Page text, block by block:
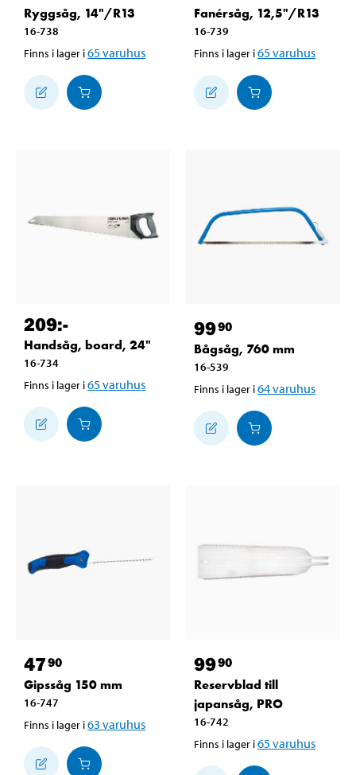
Ryggsåg, 14"/R13
16-738
Finns i lager i65varuhus
Fanérsåg, 12,5"/R13
16-739
Finns i lager i65varuhus
209:-
Handsåg, board, 24"
16-734
Finns i lager i65varuhus
9990
Bågsåg, 760 mm
16-539
Finns i lager i64varuhus
4790
Gipssåg 150 mm
16-747
Finns i lager i63 varuhus
9990
Reservblad till
japansåg, PRO
16-742
Finns i lager i65varuhus